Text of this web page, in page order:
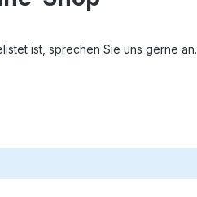
ist, sprechen Sie uns gerne an.